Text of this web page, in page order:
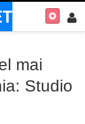
mai
Studio